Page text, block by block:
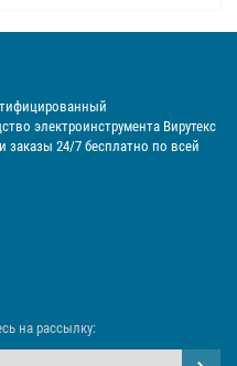
электроинструмента Вирутекс
24/7 бесплатно по всей
на рассылку: